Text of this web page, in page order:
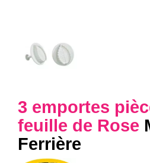
3 emportes
feuille de Rose
Ferrière